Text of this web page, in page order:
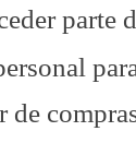
parte
de